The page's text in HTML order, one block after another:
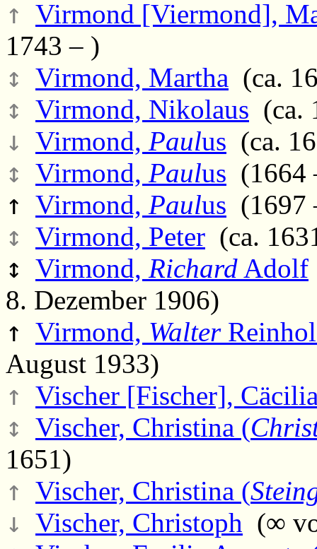
↑ Virmond [Viermond],
1743 – )
↕ Virmond, Martha (ca.
↕ Virmond, Nikolaus (ca.
↓ Virmond, Paulus (ca.
↕ Virmond, Paulus (1664
↑ Virmond, Paulus (1697
↕ Virmond, Peter (ca.
↕ Virmond, Richard Adolf
8. Dezember 1906)
↑ Virmond, Walter
August 1933)
↑ Vischer [Fischer],
↕ Vischer, Christina (
1651)
↑ Vischer, Christina (
↓ Vischer, Christoph (∞